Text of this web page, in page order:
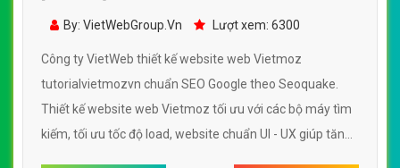
tutorialvietmozvn
By: VietWebGroup.Vn Lượt xem: 6300
Công ty VietWeb thiết kế website web Vietmoz
tutorialvietmozvn chuẩn SEO Google theo Seoquake.
Thiết kế website web Vietmoz tối ưu với các bộ máy tìm
kiếm, tối ưu tốc độ load, website chuẩn UI - UX giúp tăng